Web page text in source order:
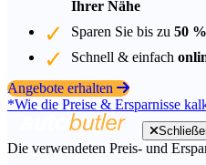
Ihrer Nähe
Sparen Sie bis zu 50 %
Schnell & einfach
Angebote erhalten
*Wie die Preise & Ersparnisse
Die verwendeten Preis- und